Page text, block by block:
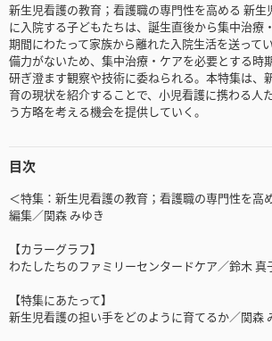
新生児看護の教育；看護職の専門性を高める 新生
に入院する子どもたちは、誕生直後から集中治療
期間にわたって家族から離れた入院生活を送って
備力がないため、集中治療・ケアを必要とする時
研ぎ澄ます観察や技術に委ねられる。本特集は、
育の現状を紹介することで、小児看護に携わる人
う方略を考える機会を提供していく。
目次
＜特集：新生児看護の教育；看護職の専門性を高
編集／関森 みゆき
【カラーグラフ】
わたしたちのファミリーセンタードケア／鈴木 真
【特集にあたって】
新生児看護の担い手をどのように育てるか／関森